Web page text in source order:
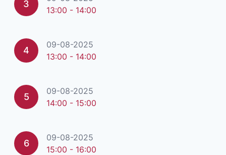
3
13:00 - 14:00
4
09-08-2025
13:00 - 14:00
5
09-08-2025
14:00 - 15:00
6
09-08-2025
15:00 - 16:00